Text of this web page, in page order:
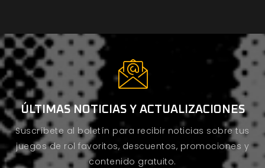
ÚLTIMAS NOTICIAS Y ACTUALIZACIONES
Suscríbete al boletín para recibir noticias sobre tus
juegos de rol favoritos, descuentos, promociones y
contenido gratuito.